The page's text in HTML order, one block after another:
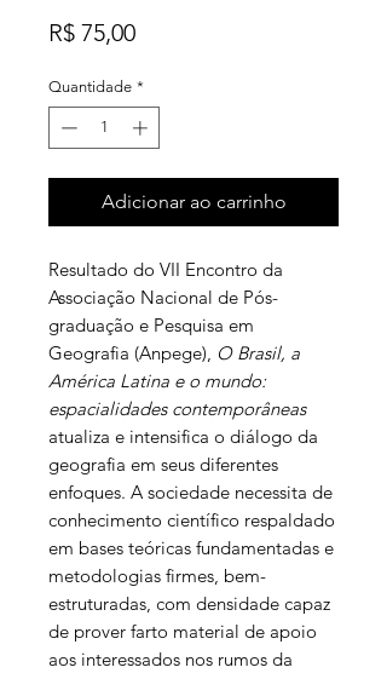
R$ 75,00Preço
Quantidade *
Adicionar ao carrinho
Resultado do VII Encontro da
Associação Nacional de Pós-
graduação e Pesquisa em
Geografia (Anpege), O Brasil, a
América Latina e o mundo:
espacialidades contemporâneas
atualiza e intensifica o diálogo da
geografia em seus diferentes
enfoques. A sociedade necessita de
conhecimento científico respaldado
em bases teóricas fundamentadas e
metodologias firmes, bem-
estruturadas, com densidade capaz
de prover farto material de apoio
aos interessados nos rumos da